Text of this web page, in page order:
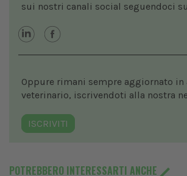
sui nostri canali social seguendoci
Oppure rimani sempre aggiornato
veterinario, iscrivendoti alla nostra
ISCRIVITI
POTREBBERO INTERESSARTI ANCHE